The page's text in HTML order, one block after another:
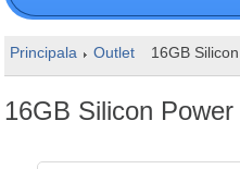
Principala Outlet 16GB
16GB Silicon